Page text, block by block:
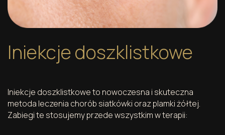
Iniekcje doszklistkowe
Iniekcje doszklistkowe to nowoczesna i skuteczna
metoda leczenia chorób siatkówki oraz plamki żółtej.
Zabiegi te stosujemy przede wszystkim w terapii: